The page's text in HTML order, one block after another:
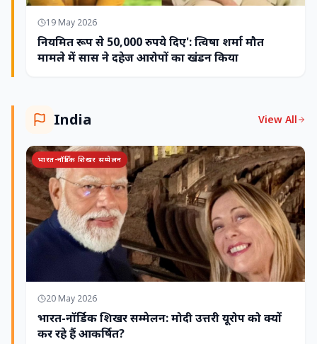
19 May 2026
नियमित रूप से 50,000 रुपये दिए': त्विषा शर्मा मौत
मामले में सास ने दहेज आरोपों का खंडन किया
India View All
भारत-नॉर्डिक शिखर सम्मेलन
20 May 2026
भारत-नॉर्डिक शिखर सम्मेलन: मोदी उत्तरी यूरोप को क्यों
कर रहे हैं आकर्षित?